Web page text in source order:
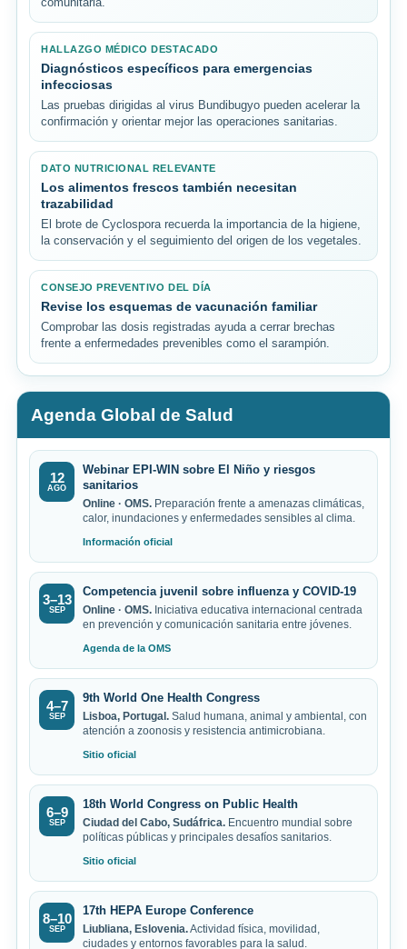
comunitaria.
HALLAZGO MÉDICO DESTACADO
Diagnósticos específicos para emergencias
infecciosas
Las pruebas dirigidas al virus Bundibugyo pueden acelerar la
confirmación y orientar mejor las operaciones sanitarias.
DATO NUTRICIONAL RELEVANTE
Los alimentos frescos también necesitan
trazabilidad
El brote de Cyclospora recuerda la importancia de la higiene,
la conservación y el seguimiento del origen de los vegetales.
CONSEJO PREVENTIVO DEL DÍA
Revise los esquemas de vacunación familiar
Comprobar las dosis registradas ayuda a cerrar brechas
frente a enfermedades prevenibles como el sarampión.
Agenda Global de Salud
12
AGO
Webinar EPI-WIN sobre El Niño y riesgos
sanitarios
Online · OMS. Preparación frente a amenazas climáticas,
calor, inundaciones y enfermedades sensibles al clima.
Información oficial
3–13
SEP
Competencia juvenil sobre influenza y COVID-19
Online · OMS. Iniciativa educativa internacional centrada
en prevención y comunicación sanitaria entre jóvenes.
Agenda de la OMS
4–7
SEP
9th World One Health Congress
Lisboa, Portugal. Salud humana, animal y ambiental, con
atención a zoonosis y resistencia antimicrobiana.
Sitio oficial
6–9
SEP
18th World Congress on Public Health
Ciudad del Cabo, Sudáfrica. Encuentro mundial sobre
políticas públicas y principales desafíos sanitarios.
Sitio oficial
8–10
SEP
17th HEPA Europe Conference
Liubliana, Eslovenia.Actividad física, movilidad,
ciudades y entornos favorables para la salud.